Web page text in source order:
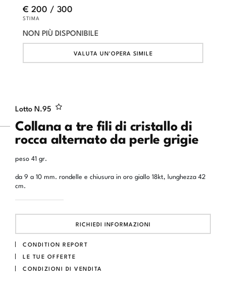
Lotto N.95
Collana a tre fili di cristallo di
rocca alternato da perle grigie
peso 41 gr.
da 9 a 10 mm. rondelle e chiusura in oro giallo 18kt, lunghezza 42
cm.
RICHIEDI INFORMAZIONI
CONDITION REPORT
LE TUE OFFERTE
CONDIZIONI DI VENDITA
€ 200 / 300
STIMA
NON PIÙ DISPONIBILE
VALUTA UN'OPERA SIMILE